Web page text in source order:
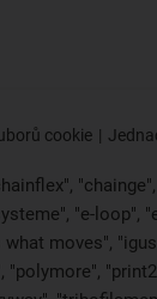
cookie
"e-loop",
moves",